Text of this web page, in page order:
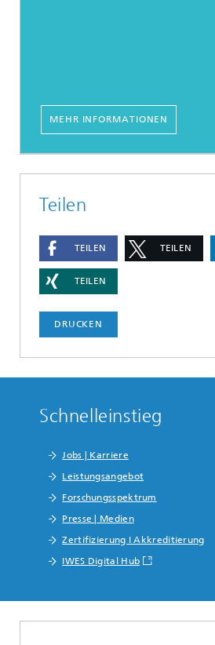
MEHR INFORMATIONEN
Teilen
TEILEN TEILEN
TEILEN
DRUCKEN
Schnelleinstieg
Jobs | Karriere
Leistungsangebot
Forschungsspektrum
Presse | Medien
Zertifizierung I Akkreditierung
IWES Digital Hub